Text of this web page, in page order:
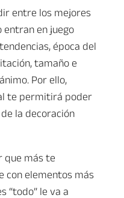
entre los mejores
entran en juego
época del
tamaño e
Por ello,
te permitirá poder
la decoración
que más te
elementos más
“todo” le va a